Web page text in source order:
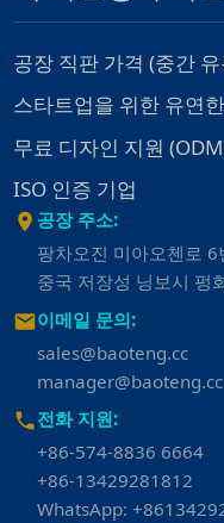
공장 직판 가격 (중간
스타트업을 위한 유연
무료 디자인 지원
ISO 인증 기업
공장 주소:
팡차오진 미아오첸로 6
중국 저장성 닝보시 펑
이메일 문의:
sales@baoteng.cc
manager@baoteng.cc
전화 지원:
+86-574-8836 6664
+86-13429281812
WhatsApp: